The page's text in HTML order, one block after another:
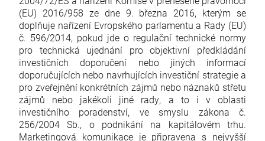
(EU) 2016/958 ze dne 9. března 2016, kterým se
doplňuje nařízení Evropského parlamentu a Rady (EU)
č. 596/2014, pokud jde o regulační technické normy
pro technická ujednání pro objektivní předkládání
investičních doporučení nebo jiných informací
doporučujících nebo navrhujících investiční strategie a
pro zveřejnění konkrétních zájmů nebo náznaků střetu
zájmů nebo jakékoli jiné rady, a to i v oblasti
investičního poradenství, ve smyslu zákona č.
256/2004 Sb., o podnikání na kapitálovém trhu.
Marketingová komunikace je připravena s nejvyšší